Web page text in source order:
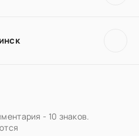
- 10 знаков.